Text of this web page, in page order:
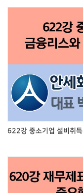
622강 중소기업 설비취